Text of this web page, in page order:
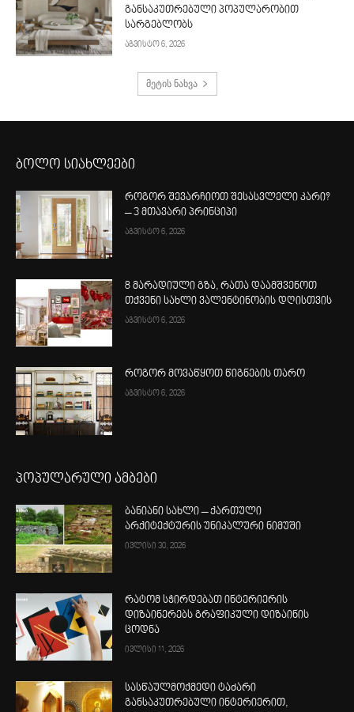
განსაკუთრებული პოპულარობით
სარგებლობს
აგვისტო 6, 2026
მეტის ნახვა
ბოლო სიახლეები
როგორ შევარჩიოთ შესასვლელი კარი?
– 3 მთავარი პრინციპი
აგვისტო 6, 2026
8 მარადიული გზა, რათა დაამშვენოთ
თქვენი სახლი ვალენტინობის დღისთვის
აგვისტო 6, 2026
როგორ მოვაწყოთ წიგნების თარო
აგვისტო 6, 2026
პოპულარული ამბები
ბანიანი სახლი – ქართული
არქიტექტურის უნიკალური ნიმუში
ივლისი 30, 2026
რატომ სჭირდებათ ინტერიერის
დიზაინერებს გრაფიკული დიზაინის
ცოდნა
ივლისი 11, 2026
სასწაულმოქმედი ტაძარი
განსაკუთრებული ინტერიერით,